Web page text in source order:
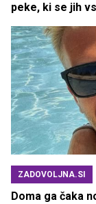
peke, ki se jih
ZADOVOLJNA.SI
Doma ga čaka